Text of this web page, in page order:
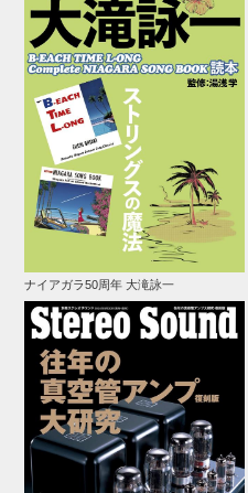
ナイアガラ50周年 大滝詠一